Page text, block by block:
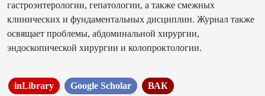
гастроэнтерологии, гепатологии, а также смежных
клинических и фундаментальных дисциплин. Журнал также
освящает проблемы, абдоминальной хирургии,
эндоскопической хирургии и колопроктологии.
inLibrary Google Scholar ВАК